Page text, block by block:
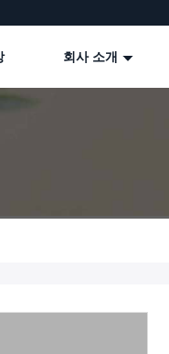
회사 소개